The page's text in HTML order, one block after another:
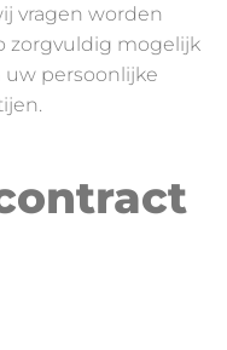
vragen worden
zorgvuldig mogelijk
uw persoonlijke